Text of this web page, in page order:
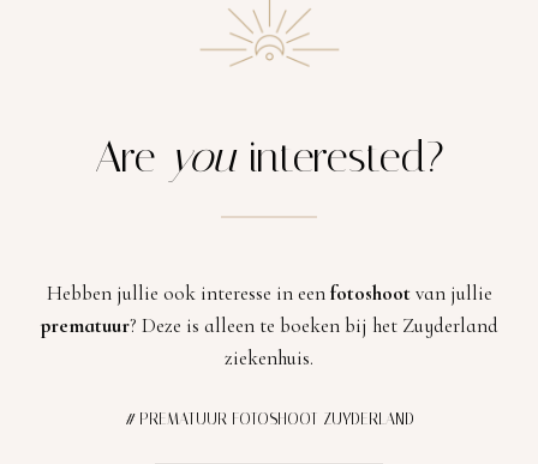
Are youinterested?
Hebben jullie ook interesse in eenfotoshootvan jullie
prematuur? Deze is alleen te boeken bij het Zuyderland
ziekenhuis.
# PREMATUUR FOTOSHOOT ZUYDERLAND